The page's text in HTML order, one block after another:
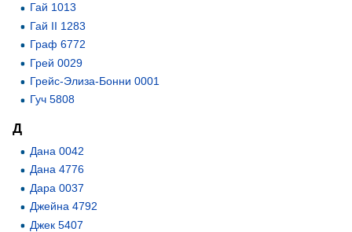
Гай 1013
Гай II 1283
Граф 6772
Грей 0029
Грейс-Элиза-Бонни 0001
Гуч 5808
Д
Дана 0042
Дана 4776
Дара 0037
Джейна 4792
Джек 5407